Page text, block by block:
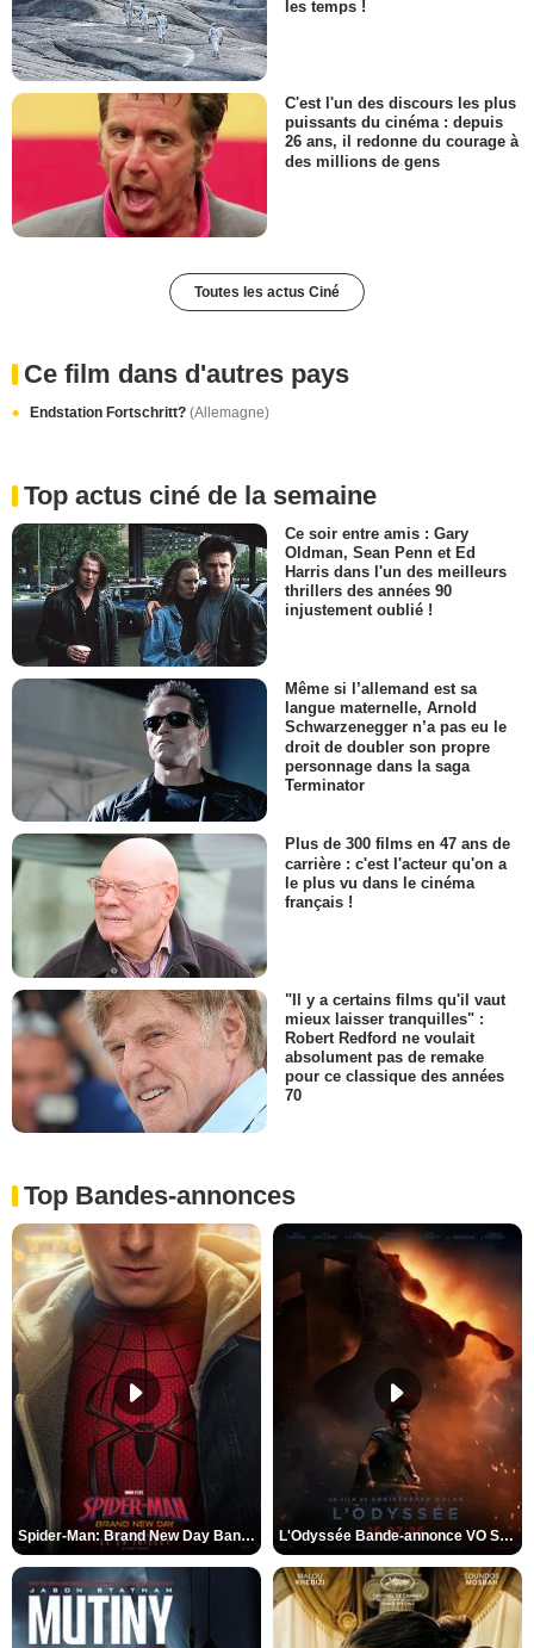
les temps !
C'est l'un des discours les plus
puissants du cinéma : depuis
26 ans, il redonne du courage à
des millions de gens
Toutes les actus Ciné
Ce film dans d'autres pays
Endstation Fortschritt? (Allemagne)
Top actus ciné de la semaine
Ce soir entre amis : Gary
Oldman, Sean Penn et Ed
Harris dans l'un des meilleurs
thrillers des années 90
injustement oublié !
Même si l’allemand est sa
langue maternelle, Arnold
Schwarzenegger n’a pas eu le
droit de doubler son propre
personnage dans la saga
Terminator
Plus de 300 films en 47 ans de
carrière : c'est l'acteur qu'on a
le plus vu dans le cinéma
français !
"Il y a certains films qu'il vaut
mieux laisser tranquilles" :
Robert Redford ne voulait
absolument pas de remake
pour ce classique des années
70
Top Bandes-annonces
Spider-Man: Brand New Day Bande-annonce VO STFR L'Odyssée Bande-annonce VO STFR